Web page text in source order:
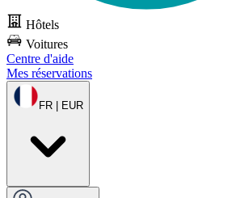
Hôtels
Voitures
Centre d'aide
Mes réservations
FR | EUR